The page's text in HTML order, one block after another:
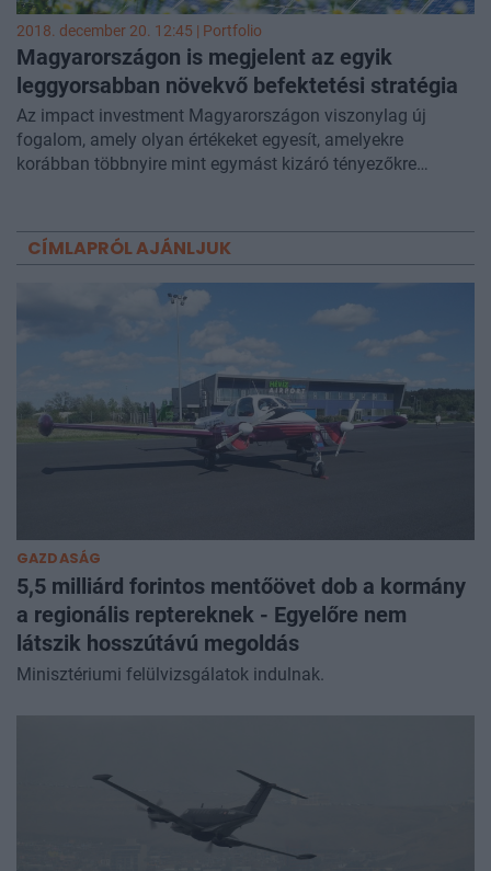
2018. december 20. 12:45 | Portfolio
Magyarországon is megjelent az egyik
leggyorsabban növekvő befektetési stratégia
Az impact investment Magyarországon viszonylag új
fogalom, amely olyan értékeket egyesít, amelyekre
korábban többnyire mint egymást kizáró tényezőkre
környezeti változások elősegítése is a célja. Az impact
investment stratégia egyik hazai képviselője az ALTEO,
amelynek vezérigazgatójával, ifj. Chikán Attilával
beszélgettünk a témáról.
CÍMLAPRÓL AJÁNLJUK
GAZDASÁG
5,5 milliárd forintos mentőövet dob a kormány
a regionális reptereknek - Egyelőre nem
látszik hosszútávú megoldás
Minisztériumi felülvizsgálatok indulnak.